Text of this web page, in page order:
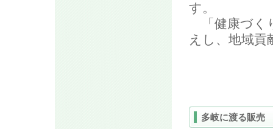
す。
「健康づく
えし、地域
多岐に渡る販売